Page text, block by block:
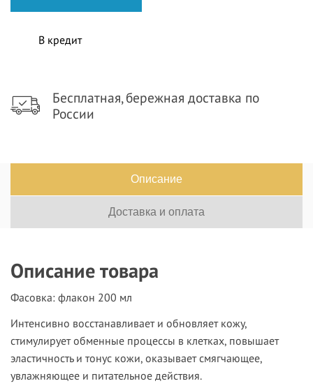
В кредит
Бесплатная, бережная доставка по
России
Описание
Доставка и оплата
Описание товара
Фасовка: флакон 200 мл
Интенсивно восстанавливает и обновляет кожу,
стимулирует обменные процессы в клетках, повышает
эластичность и тонус кожи, оказывает смягчающее,
увлажняющее и питательное действия.